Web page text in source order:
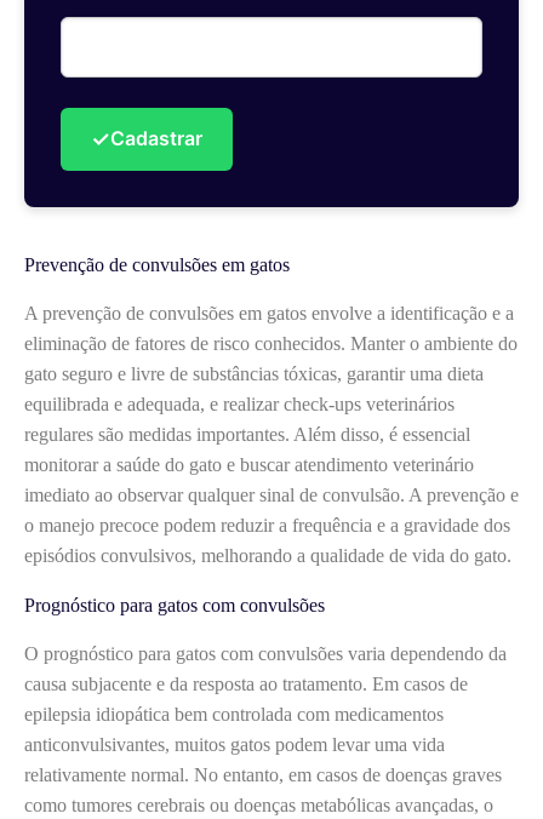
✓Cadastrar
Prevenção de convulsões em gatos
A prevenção de convulsões em gatos envolve a identificação e a
eliminação de fatores de risco conhecidos. Manter o ambiente do
gato seguro e livre de substâncias tóxicas, garantir uma dieta
equilibrada e adequada, e realizar check-ups veterinários
regulares são medidas importantes. Além disso, é essencial
monitorar a saúde do gato e buscar atendimento veterinário
imediato ao observar qualquer sinal de convulsão. A prevenção e
o manejo precoce podem reduzir a frequência e a gravidade dos
episódios convulsivos, melhorando a qualidade de vida do gato.
Prognóstico para gatos com convulsões
O prognóstico para gatos com convulsões varia dependendo da
causa subjacente e da resposta ao tratamento. Em casos de
epilepsia idiopática bem controlada com medicamentos
anticonvulsivantes, muitos gatos podem levar uma vida
relativamente normal. No entanto, em casos de doenças graves
como tumores cerebrais ou doenças metabólicas avançadas, o